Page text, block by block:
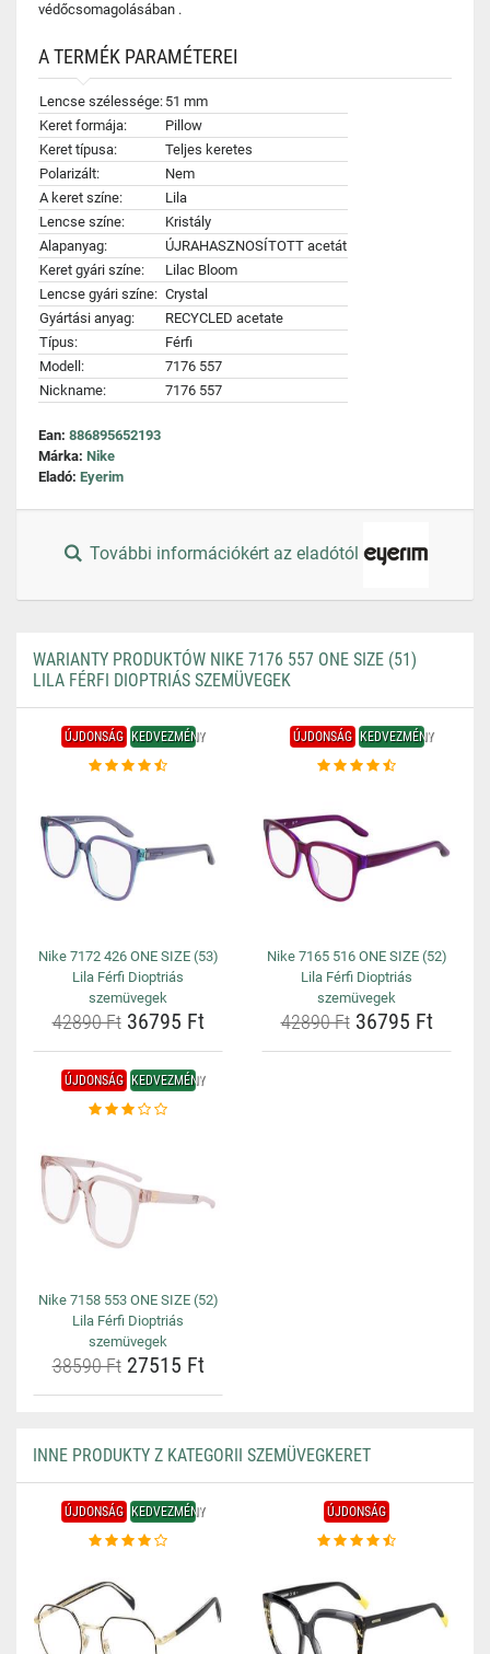
védőcsomagolásában .
A TERMÉK PARAMÉTEREI
Lencse szélessége: 51 mm
Keret formája:
Pillow
Keret típusa:
Teljes keretes
Polarizált:
Nem
A keret színe:
Lila
Lencse színe:
Kristály
Alapanyag:
ÚJRAHASZNOSÍTOTT acetát
Keret gyári színe:
Lilac Bloom
Lencse gyári színe: Crystal
Gyártási anyag:
RECYCLED acetate
Típus:
Férfi
Modell:
7176 557
Nickname:
7176 557
Ean: 886895652193
Márka: Nike
Eladó: Eyerim
További információkért az eladótól
WARIANTY PRODUKTÓW NIKE 7176 557 ONE SIZE (51)
LILA FÉRFI DIOPTRIÁS SZEMÜVEGEK
ÚJDONSÁG KEDVEZMÉNY
Nike 7172 426 ONE SIZE (53)
Lila Férfi Dioptriás
szemüvegek
42890 Ft36795 Ft
ÚJDONSÁG KEDVEZMÉNY
Nike 7165 516 ONE SIZE (52)
Lila Férfi Dioptriás
szemüvegek
42890 Ft36795 Ft
ÚJDONSÁG KEDVEZMÉNY
Nike 7158 553 ONE SIZE (52)
Lila Férfi Dioptriás
szemüvegek
38590 Ft27515 Ft
INNE PRODUKTY Z KATEGORII SZEMÜVEGKERET
ÚJDONSÁG KEDVEZMÉNY ÚJDONSÁG